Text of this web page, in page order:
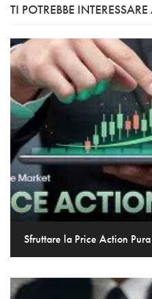
TI POTREBBE
Sfruttare la Price Action